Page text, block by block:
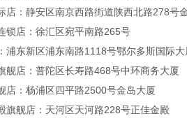
店：静安区南京西路街道陕西北路278号
锁店：徐汇区宛平南路265号
浦东新区浦东南路1118号鄂尔多斯国际大
舰店：普陀区长寿路468号中环商务大厦
店：杨浦区四平路2500号金岛大厦
旗舰店：天河区天河路228号正佳金殿